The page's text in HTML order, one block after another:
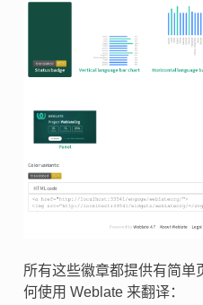
所有这些徽章都提供有简单
何使用 Weblate 来翻译：